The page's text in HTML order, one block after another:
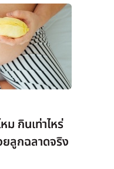
ม กินเท่าไหร่
ลูกฉลาดจริง